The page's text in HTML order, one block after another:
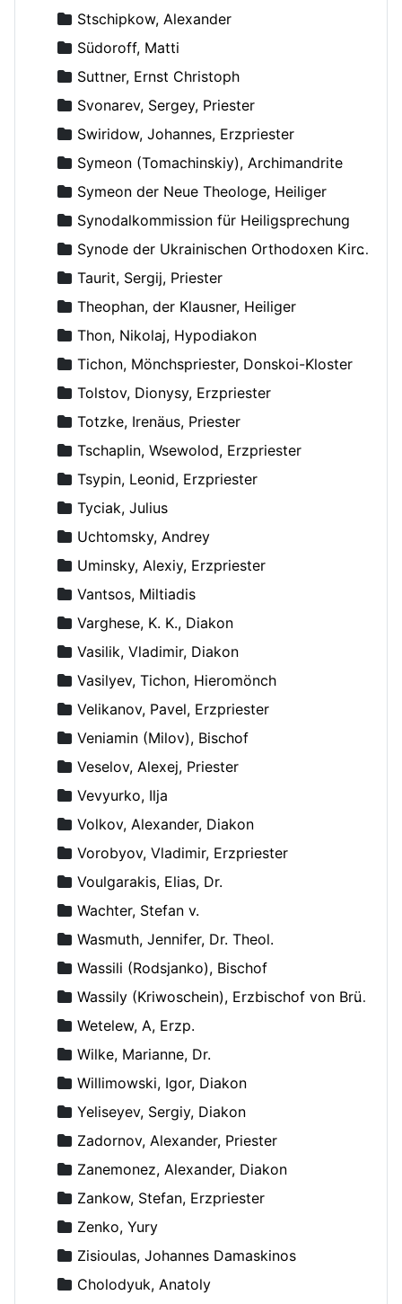
Stschipkow, Alexander
Südoroff, Matti
Suttner, Ernst Christoph
Svonarev, Sergey, Priester
Swiridow, Johannes, Erzpriester
Symeon (Tomachinskiy), Archimandrite
Symeon der Neue Theologe, Heiliger
Synodalkommission für Heiligsprechung
Synode der Ukrainischen Orthodoxen Kirche
Taurit, Sergij, Priester
Theophan, der Klausner, Heiliger
Thon, Nikolaj, Hypodiakon
Tichon, Mönchspriester, Donskoi-Kloster
Tolstov, Dionysy, Erzpriester
Totzke, Irenäus, Priester
Tschaplin, Wsewolod, Erzpriester
Tsypin, Leonid, Erzpriester
Tyciak, Julius
Uchtomsky, Andrey
Uminsky, Alexiy, Erzpriester
Vantsos, Miltiadis
Varghese, K. K., Diakon
Vasilik, Vladimir, Diakon
Vasilyev, Tichon, Hieromönch
Velikanov, Pavel, Erzpriester
Veniamin (Milov), Bischof
Veselov, Alexej, Priester
Vevyurko, Ilja
Volkov, Alexander, Diakon
Vorobyov, Vladimir, Erzpriester
Voulgarakis, Elias, Dr.
Wachter, Stefan v.
Wasmuth, Jennifer, Dr. Theol.
Wassili (Rodsjanko), Bischof
Wassily (Kriwoschein), Erzbischof von Brüssel
Wetelew, A, Erzp.
Wilke, Marianne, Dr.
Willimowski, Igor, Diakon
Yeliseyev, Sergiy, Diakon
Zadornov, Alexander, Priester
Zanemonez, Alexander, Diakon
Zankow, Stefan, Erzpriester
Zenko, Yury
Zisioulas, Johannes Damaskinos
Сholodyuk, Anatoly